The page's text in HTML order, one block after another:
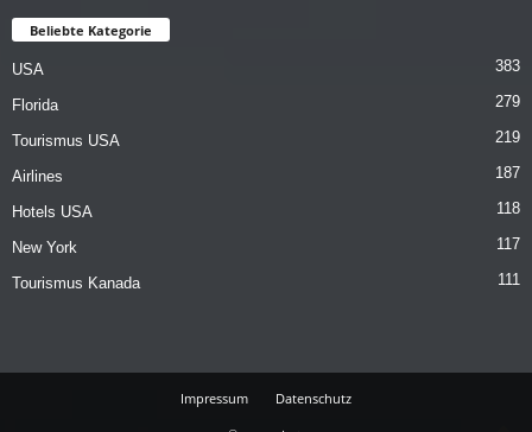
Beliebte Kategorie
USA 383
Florida 279
Tourismus USA 219
Airlines 187
Hotels USA 118
New York 117
Tourismus Kanada 111
Impressum Datenschutz